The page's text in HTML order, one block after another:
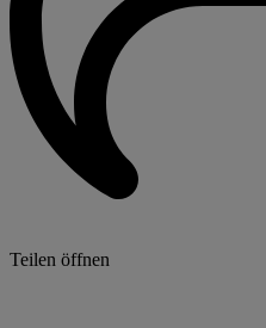
Teilen öffnen